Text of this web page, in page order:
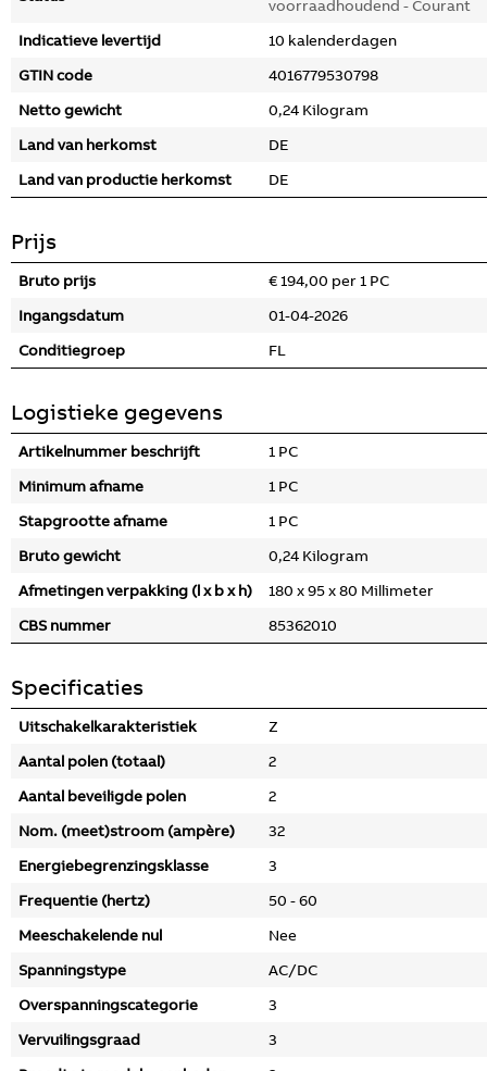
voorraadhoudend - Courant
Indicatieve levertijd
10 kalenderdagen
GTIN code
4016779530798
Netto gewicht
0,24 Kilogram
Land van herkomst
DE
Land van productie herkomst
DE
Prijs
Bruto prijs
€ 194,00 per 1 PC
Ingangsdatum
01-04-2026
Conditiegroep
FL
Logistieke gegevens
Artikelnummer beschrijft
1 PC
Minimum afname
1 PC
Stapgrootte afname
1 PC
Bruto gewicht
0,24 Kilogram
Afmetingen verpakking (l x b x h)
180 x 95 x 80 Millimeter
CBS nummer
85362010
Specificaties
Uitschakelkarakteristiek
Z
Aantal polen (totaal)
2
Aantal beveiligde polen
2
Nom. (meet)stroom (ampère)
32
Energiebegrenzingsklasse
3
Frequentie (hertz)
50 - 60
Meeschakelende nul
Nee
Spanningstype
AC/DC
Overspanningscategorie
3
Vervuilingsgraad
3